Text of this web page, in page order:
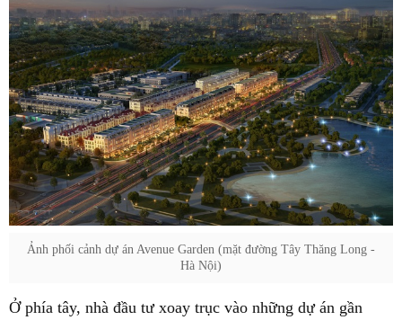
Ảnh phối cảnh dự án Avenue Garden (mặt đường Tây Thăng Long -
Hà Nội)
Ở phía tây, nhà đầu tư xoay trục vào những dự án gần